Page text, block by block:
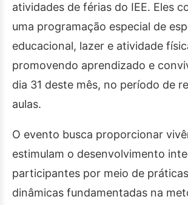
atividades de férias do IEE. Eles
uma programação especial de
educacional, lazer e atividade
promovendo aprendizado e
dia 31 deste mês, no período de
aulas.
O evento busca proporcionar
estimulam o desenvolvimento
participantes por meio de
dinâmicas fundamentadas na